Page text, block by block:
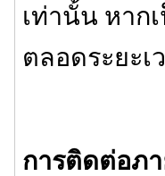
เท่านั้น หาก
ตลอดระยะเ
การติดต่อภ